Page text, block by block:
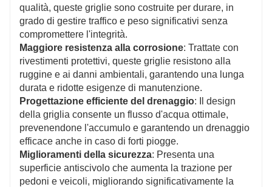
qualità, queste griglie sono costruite per durare, in
grado di gestire traffico e peso significativi senza
compromettere l'integrità.
Maggiore resistenza alla corrosione: Trattate con
rivestimenti protettivi, queste griglie resistono alla
ruggine e ai danni ambientali, garantendo una lunga
durata e ridotte esigenze di manutenzione.
Progettazione efficiente del drenaggio: Il design
della griglia consente un flusso d'acqua ottimale,
prevenendone l'accumulo e garantendo un drenaggio
efficace anche in caso di forti piogge.
Miglioramenti della sicurezza: Presenta una
superficie antiscivolo che aumenta la trazione per
pedoni e veicoli, migliorando significativamente la